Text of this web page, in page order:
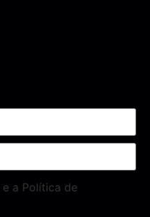
a Política de